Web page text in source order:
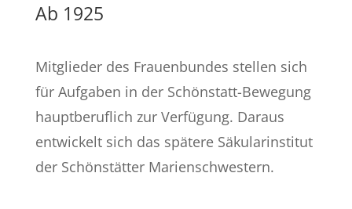
Ab 1925
Mitglieder des Frauenbundes stellen sich
für Aufgaben in der Schönstatt-Bewegung
hauptberuflich zur Verfügung. Daraus
entwickelt sich das spätere Säkularinstitut
der Schönstätter Marienschwestern.